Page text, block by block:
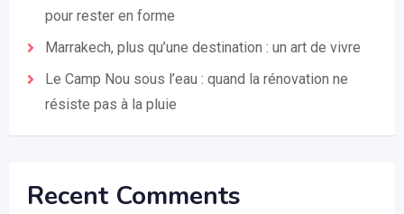
pour rester en forme
Marrakech, plus qu’une destination : un art de vivre
Le Camp Nou sous l’eau : quand la rénovation ne
résiste pas à la pluie
Recent Comments